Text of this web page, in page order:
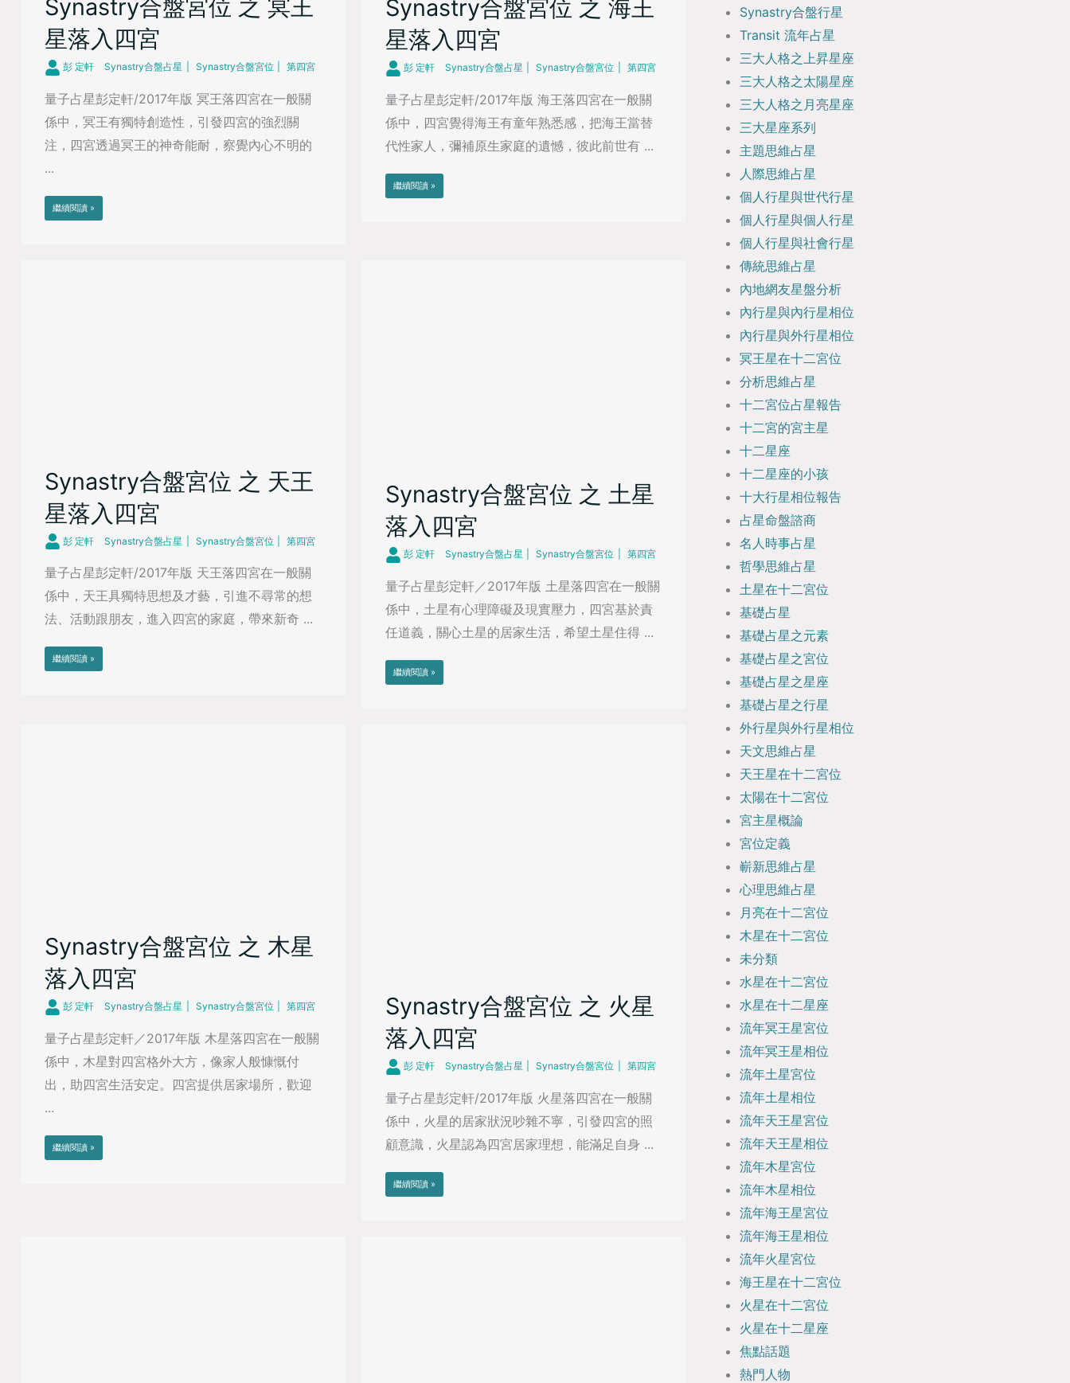
Synastry合盤宮位 之 冥王
星落入四宮
彭 定軒 Synastry合盤占星 Synastry合盤宮位 第四宮
量子占星彭定軒/2017年版 冥王落四宮在一般關
係中，冥王有獨特創造性，引發四宮的強烈關
注，四宮透過冥王的神奇能耐，察覺內心不明的
...
繼續閱讀 »
Synastry合盤宮位 之 海王
星落入四宮
彭 定軒 Synastry合盤占星 Synastry合盤宮位 第四宮
量子占星彭定軒/2017年版 海王落四宮在一般關
係中，四宮覺得海王有童年熟悉感，把海王當替
代性家人，彌補原生家庭的遺憾，彼此前世有 ...
繼續閱讀 »
Synastry合盤宮位 之 天王
星落入四宮
彭 定軒 Synastry合盤占星 Synastry合盤宮位 第四宮
量子占星彭定軒/2017年版 天王落四宮在一般關
係中，天王具獨特思想及才藝，引進不尋常的想
法、活動跟朋友，進入四宮的家庭，帶來新奇 ...
繼續閱讀 »
Synastry合盤宮位 之 土星
落入四宮
彭 定軒 Synastry合盤占星 Synastry合盤宮位 第四宮
量子占星彭定軒／2017年版 土星落四宮在一般關
係中，土星有心理障礙及現實壓力，四宮基於責
任道義，關心土星的居家生活，希望土星住得 ...
繼續閱讀 »
Synastry合盤宮位 之 木星
落入四宮
彭 定軒 Synastry合盤占星 Synastry合盤宮位 第四宮
量子占星彭定軒／2017年版 木星落四宮在一般關
係中，木星對四宮格外大方，像家人般慷慨付
出，助四宮生活安定。四宮提供居家場所，歡迎
...
繼續閱讀 »
Synastry合盤宮位 之 火星
落入四宮
彭 定軒 Synastry合盤占星 Synastry合盤宮位 第四宮
量子占星彭定軒/2017年版 火星落四宮在一般關
係中，火星的居家狀況吵雜不寧，引發四宮的照
顧意識，火星認為四宮居家理想，能滿足自身 ...
繼續閱讀 »
Synastry合盤行星
Transit 流年占星
三大人格之上昇星座
三大人格之太陽星座
三大人格之月亮星座
三大星座系列
主題思維占星
人際思維占星
個人行星與世代行星
個人行星與個人行星
個人行星與社會行星
傳統思維占星
內地網友星盤分析
內行星與內行星相位
內行星與外行星相位
冥王星在十二宮位
分析思維占星
十二宮位占星報告
十二宮的宮主星
十二星座
十二星座的小孩
十大行星相位報告
占星命盤諮商
名人時事占星
哲學思維占星
土星在十二宮位
基礎占星
基礎占星之元素
基礎占星之宮位
基礎占星之星座
基礎占星之行星
外行星與外行星相位
天文思維占星
天王星在十二宮位
太陽在十二宮位
宮主星概論
宮位定義
嶄新思維占星
心理思維占星
月亮在十二宮位
木星在十二宮位
未分類
水星在十二宮位
水星在十二星座
流年冥王星宮位
流年冥王星相位
流年土星宮位
流年土星相位
流年天王星宮位
流年天王星相位
流年木星宮位
流年木星相位
流年海王星宮位
流年海王星相位
流年火星宮位
海王星在十二宮位
火星在十二宮位
火星在十二星座
焦點話題
熱門人物